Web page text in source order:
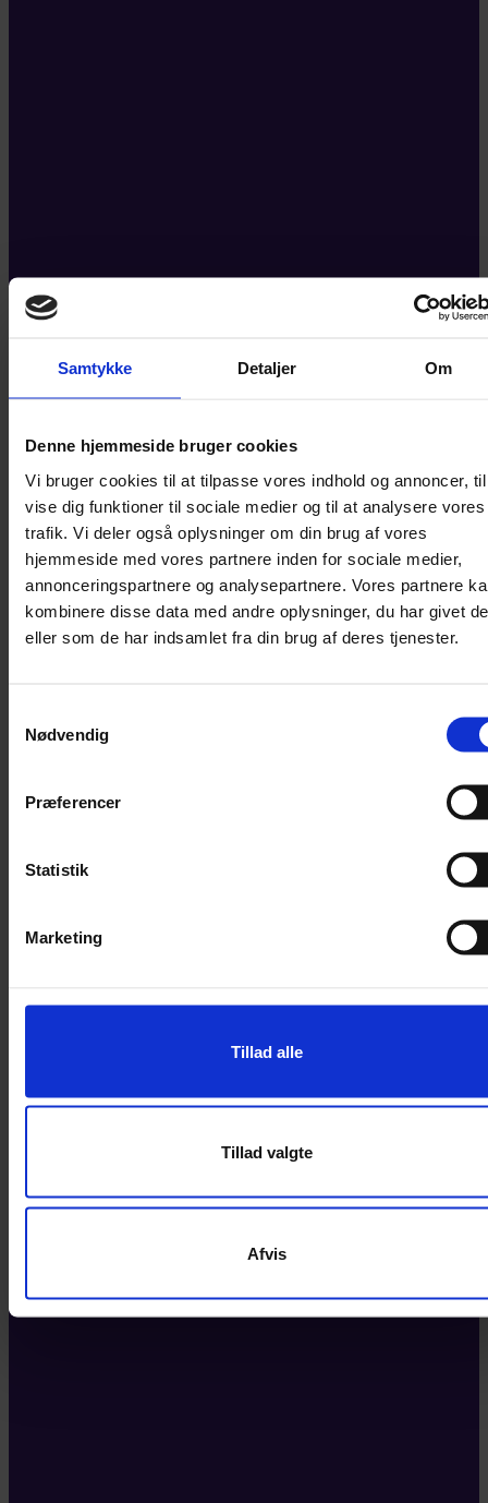
Samtykke Detaljer Om
Denne hjemmeside bruger cookies
Vi bruger cookies til at tilpasse vores indhold og annoncer,
vise dig funktioner til sociale medier og til at analysere vores
trafik. Vi deler også oplysninger om din brug af vores
hjemmeside med vores partnere inden for sociale medier,
annonceringspartnere og analysepartnere. Vores partnere
kombinere disse data med andre oplysninger, du har givet
eller som de har indsamlet fra din brug af deres tjenester.
Nødvendig
Præferencer
Statistik
Marketing
Tillad alle
Tillad valgte
Afvis